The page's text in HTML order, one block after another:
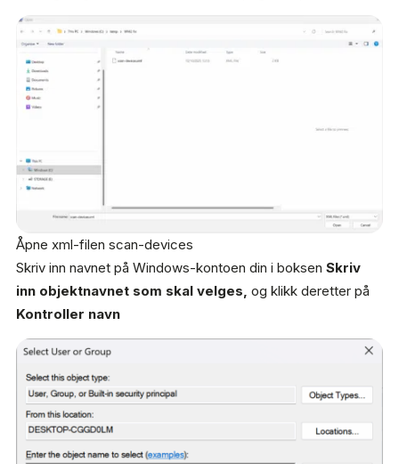
Åpne xml-filen scan-devices
Skriv inn navnet på Windows-kontoen din i boksen Skriv
inn objektnavnet som skal velges, og klikk deretter på
Kontroller navn